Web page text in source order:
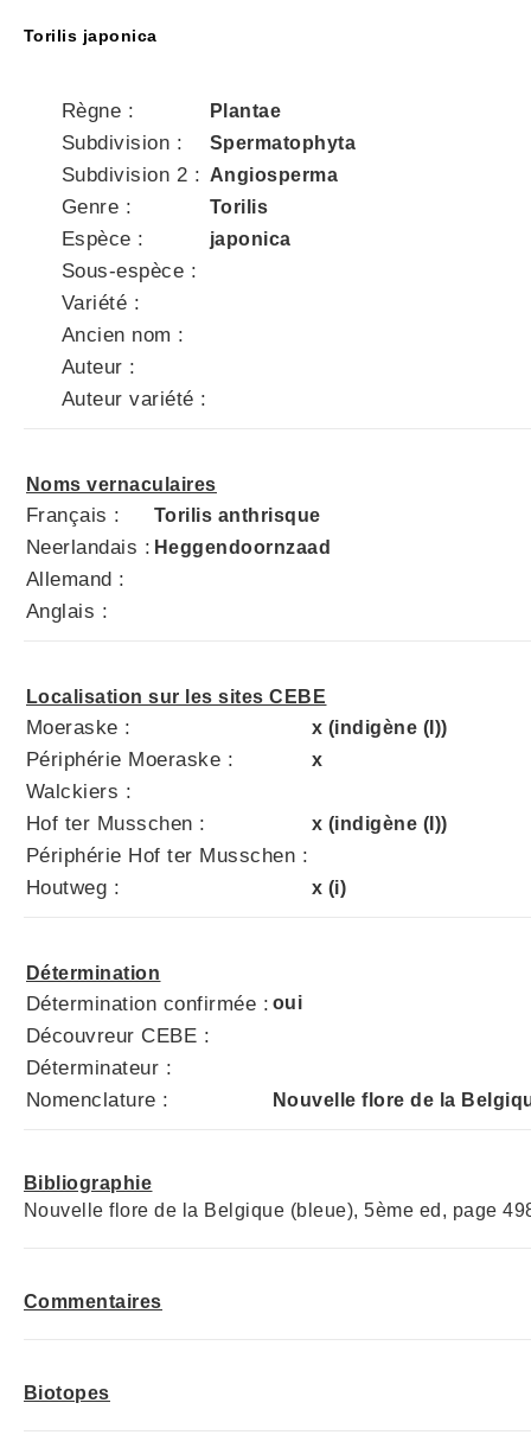
Torilis japonica
Règne : Plantae
Subdivision : Spermatophyta
Subdivision 2 : Angiosperma
Genre : Torilis
Espèce : japonica
Sous-espèce :
Variété :
Ancien nom :
Auteur :
Auteur variété :
Noms vernaculaires
Français : Torilis anthrisque
Neerlandais : Heggendoornzaad
Allemand :
Anglais :
Localisation sur les sites CEBE
Moeraske : x (indigène (I))
Périphérie Moeraske : x
Walckiers :
Hof ter Musschen :
x (indigène (I))
Périphérie Hof ter Musschen :
Houtweg :
x (i)
Détermination
Détermination confirmée : oui
Découvreur CEBE :
Déterminateur :
Nomenclature :
Nouvelle flore de la
Bibliographie
Nouvelle flore de la Belgique (bleue), 5ème ed, page
Commentaires
Biotopes